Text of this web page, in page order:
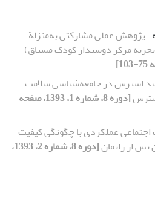
پژوهش عملیِ مشارکتی به‌منزلة
مرکز دوستدار کودک مشتاق)
استرس در جامعه‌شناسی سلامت
[دوره 8، شماره 1، 1393، صفحه
اجتماعی عملکردی با چگونگی کیفیت
از زایمان
[دوره 8، شماره 2، 1393،